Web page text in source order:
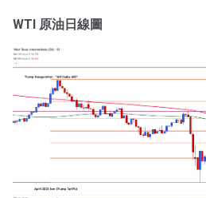
WTI 原油日線圖